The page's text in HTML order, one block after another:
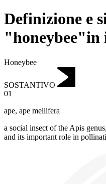
Definizione e
"honeybee"in
Honeybee
SOSTANTIVO
01
ape, ape mellifera
a social insect of the Apis
and its important role in